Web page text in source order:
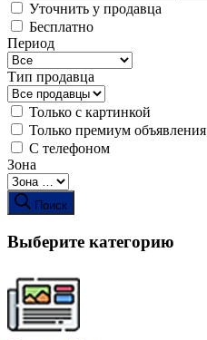
Уточнить у продавца
Бесплатно
Период
Тип продавца
Только с картинкой
Только премиум объявления
С телефоном
Зона
Поиск
Выберите категорию